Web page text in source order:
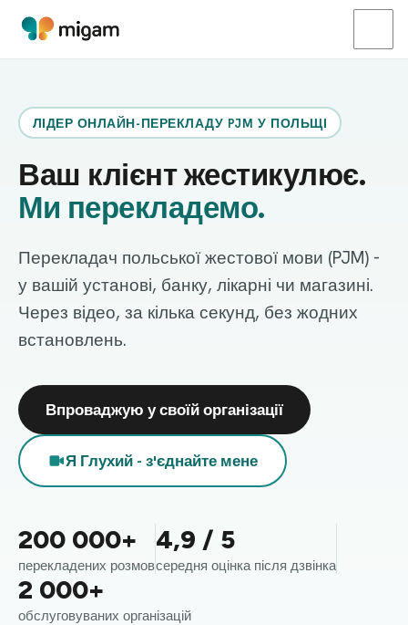
ЛІДЕР ОНЛАЙН-ПЕРЕКЛАДУ PJM У ПОЛЬЩІ
Ваш клієнт жестикулює.
Ми перекладемо.
Перекладач польської жестової мови (PJM) -
у вашій установі, банку, лікарні чи магазині.
Через відео, за кілька секунд, без жодних
встановлень.
Впроваджую у своїй організації
Я Глухий - з'єднайте мене
200 000+
перекладених розмов
4,9 / 5
середня оцінка після дзвінка
2 000+
обслуговуваних організацій